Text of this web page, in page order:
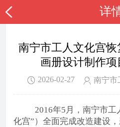
详
南宁市工人文化宫
画册设计制作
2026-02-27 南宁市
2016年5月，南宁市
化宫”）全面完成改造建设